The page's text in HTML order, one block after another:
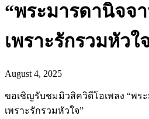
“พระมารดานิจจ
เพราะรักรวมหัวใ
August 4, 2025
ขอเชิญรับชมมิวสิควิดีโอเพลง “พร
เพราะรักรวมหัวใจ”